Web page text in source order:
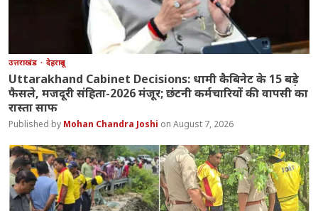
उत्तराखंड देहरादून
Uttarakhand Cabinet Decisions: धामी कैबिनेट के 15 बड़े
फैसले, मजदूरी संहिता-2026 मंजूर; छंटनी कर्मचारियों की वापसी का
रास्ता साफ
Mohan Chandra Joshi August 7, 2026